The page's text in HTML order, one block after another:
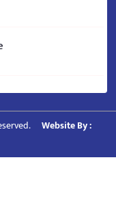
Website By :